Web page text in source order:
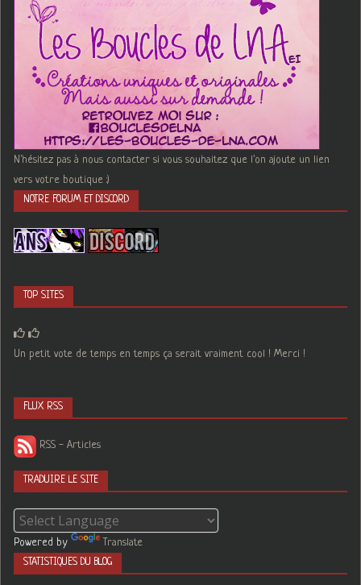
N'hésitez pas à nous contacter si vous souhaitez que l'on ajoute un lien
vers votre boutique :)
NOTRE FORUM ET DISCORD
TOP SITES
Un petit vote de temps en temps ça serait vraiment cool ! Merci !
FLUX RSS
RSS - Articles
TRADUIRE LE SITE
Powered by Translate
STATISTIQUES DU BLOG